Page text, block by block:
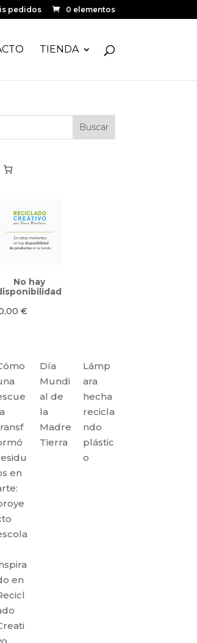
pedidos 0 elementos
TIENDA
No hay
€
en
en
Día
Mundi
al de
la
Madre
Tierra
Lámp
ara
hecha
recicla
ndo
plástic
o